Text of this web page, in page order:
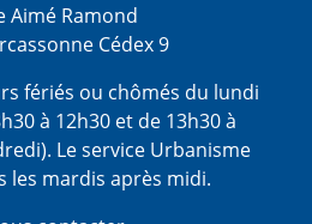
Aimé Ramond
Cédex 9
fériés ou chômés du lundi
à 12h30 et de 13h30 à
Le service Urbanisme
les mardis après midi.